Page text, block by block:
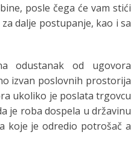
posle čega će vam stići
dalje postupanje, kao i sa
odustanak od ugovora
izvan poslovnih prostorija
ukoliko je poslata trgovcu
je roba dospela u državinu
koje je odredio potrošač a